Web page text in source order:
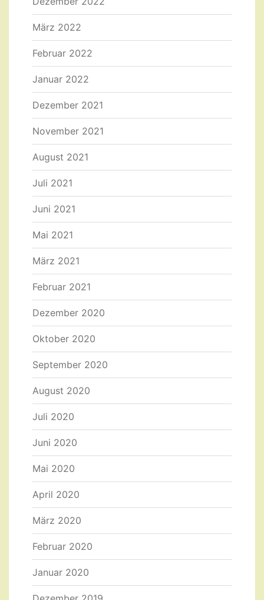
März 2022
Februar 2022
Januar 2022
Dezember 2021
November 2021
August 2021
Juli 2021
Juni 2021
Mai 2021
März 2021
Februar 2021
Dezember 2020
Oktober 2020
September 2020
August 2020
Juli 2020
Juni 2020
Mai 2020
April 2020
März 2020
Februar 2020
Januar 2020